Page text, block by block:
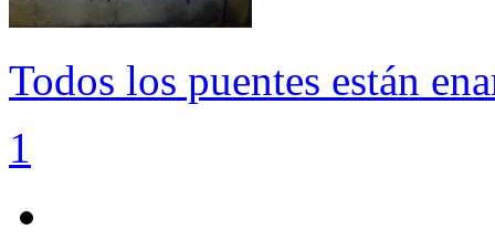
Todos los puentes están
1